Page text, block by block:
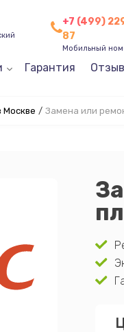
+7 (499)
87
Мобильный
Гарантия
Москве / Замена или